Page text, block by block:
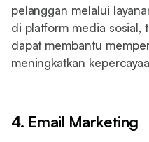
pelanggan melalui
di platform media sosial,
dapat membantu
meningkatkan
4. Email Marketing